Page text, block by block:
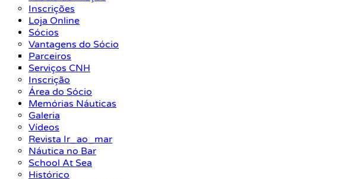
Inscrições
Loja Online
Sócios
Vantagens do Sócio
Parceiros
Serviços CNH
Inscrição
Área do Sócio
Memórias Náuticas
Galeria
Vídeos
Revista Ir_ao_mar
Náutica no Bar
School At Sea
Histórico